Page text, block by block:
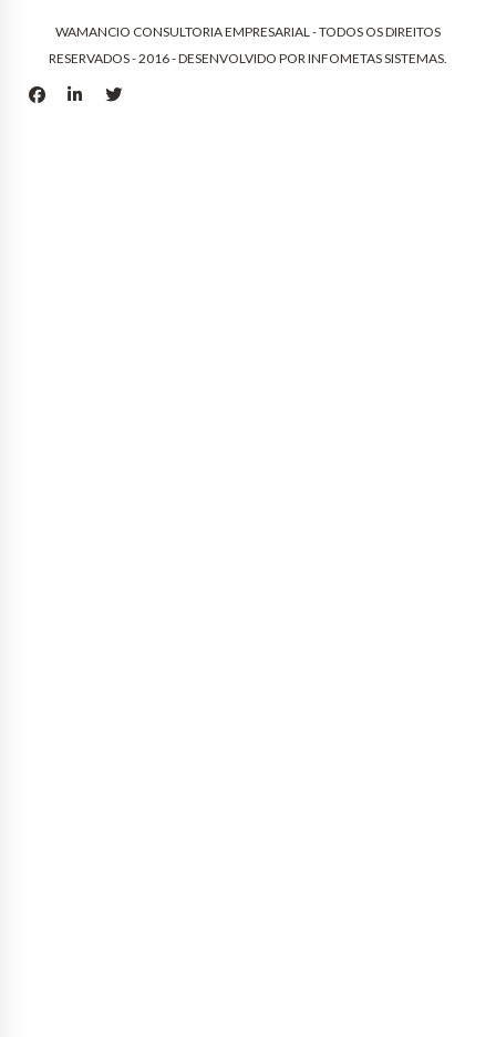
WAMANCIO CONSULTORIA EMPRESARIAL - TODOS OS DIREITOS
RESERVADOS - 2016 - DESENVOLVIDO PORINFOMETAS SISTEMAS.